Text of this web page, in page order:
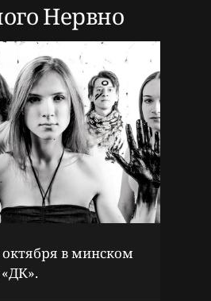
Нервно
октября в минском